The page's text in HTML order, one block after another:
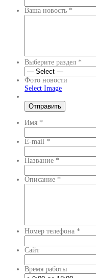
Ваша новость *
Выберите раздел *
Фото новости
Select Image
Имя *
E-mail *
Название *
Описание *
Номер телефона *
Сайт
Время работы